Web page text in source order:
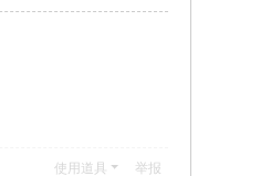
使用道具 举报